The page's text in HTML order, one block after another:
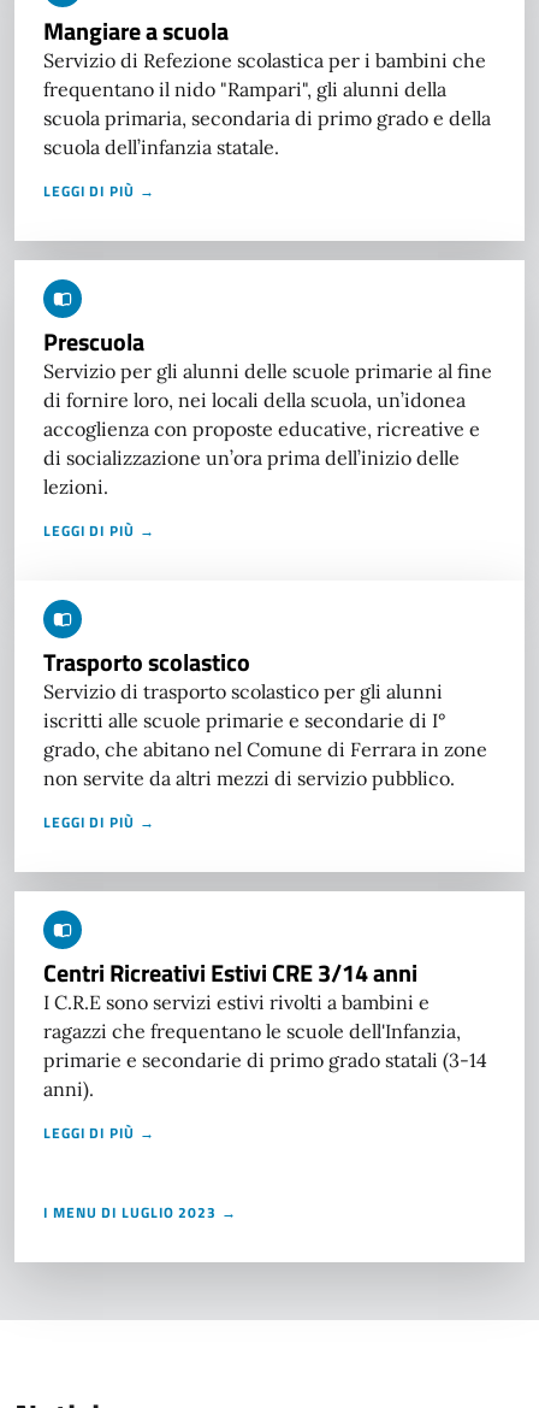
Mangiare a scuola
Servizio di Refezione scolastica per i bambini che
frequentano il nido "Rampari", gli alunni della
scuola primaria, secondaria di primo grado e della
scuola dell’infanzia statale.
LEGGI DI PIÙ →
Prescuola
Servizio per gli alunni delle scuole primarie al fine
di fornire loro, nei locali della scuola, un’idonea
accoglienza con proposte educative, ricreative e
di socializzazione un’ora prima dell’inizio delle
lezioni.
LEGGI DI PIÙ →
Trasporto scolastico
Servizio di trasporto scolastico per gli alunni
iscritti alle scuole primarie e secondarie di I°
grado, che abitano nel Comune di Ferrara in zone
non servite da altri mezzi di servizio pubblico.
LEGGI DI PIÙ →
Centri Ricreativi Estivi CRE 3/14 anni
I C.R.E sono servizi estivi rivolti a bambini e
ragazzi che frequentano le scuole dell'Infanzia,
primarie e secondarie di primo grado statali (3-14
anni).
LEGGI DI PIÙ →
I MENU DI LUGLIO 2023 →